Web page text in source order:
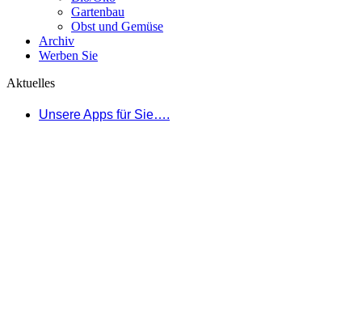
Gartenbau
Obst und Gemüse
Archiv
Werben Sie
Aktuelles
Unsere Apps für Sie….